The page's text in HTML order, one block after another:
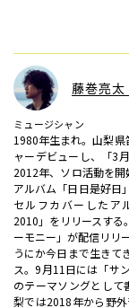
藤巻亮太
ミュージシャン
1980年生まれ。山梨
ャーデビューし、「3
2012年、ソロ活動を
アルバム「日日是好日
セルフカバーしたア
2010」をリリースす
ーモニー」が配信リリ
うにか今日まで生きて
ス。9月11日には「サ
のテーマソングとして
梨では2018年から野